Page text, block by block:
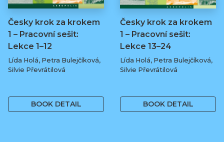
Česky krok za krokem
1 – Pracovní sešit:
Lekce 1–12
Lída Holá, Petra Bulejčíková,
Silvie Převrátilová
BOOK DETAIL
Česky krok za krokem
1 – Pracovní sešit:
Lekce 13–24
Lída Holá, Petra Bulejčíková,
Silvie Převrátilová
BOOK DETAIL